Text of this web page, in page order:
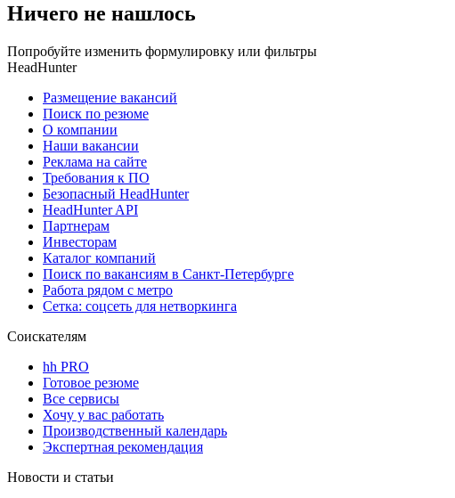
Ничего не нашлось
Попробуйте изменить формулировку или фильтры
HeadHunter
Размещение вакансий
Поиск по резюме
О компании
Наши вакансии
Реклама на сайте
Требования к ПО
Безопасный HeadHunter
HeadHunter API
Партнерам
Инвесторам
Каталог компаний
Поиск по вакансиям в Санкт-Петербурге
Работа рядом с метро
Сетка: соцсеть для нетворкинга
Соискателям
hh PRO
Готовое резюме
Все сервисы
Хочу у вас работать
Производственный календарь
Экспертная рекомендация
Новости и статьи